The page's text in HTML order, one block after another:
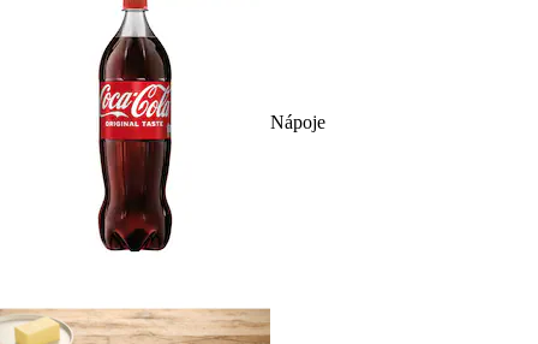
Nápoje